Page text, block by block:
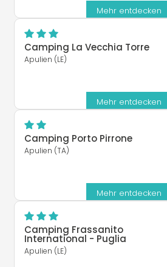
Mehr entdecken
Camping La Vecchia Torre
Apulien (LE)
Mehr entdecken
Camping Porto Pirrone
Apulien (TA)
Mehr entdecken
Camping Frassanito
International - Puglia
Apulien (LE)